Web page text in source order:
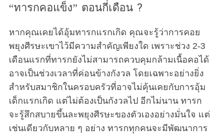
“ทารกคอแข็ง” ตอนกี่เดือน ?
หากคุณเคยได้อุ้มทารกแรกเกิด คุณจะรู้ว่าการคอย
พยุงศีรษะเขาไว้มีความสำคัญเพียงใด เพราะช่วง 2-3
เดือนแรกที่ทารกยังไม่สามารถควบคุมกล้ามเนื้อคอได้
อาจเป็นช่วงเวลาที่ค่อนข้างกังวล โดยเฉพาะอย่างยิ่ง
สำหรับสมาชิกในครอบครัวที่อาจไม่คุ้นเคยกับการอุ้ม
เด็กแรกเกิด แต่ไม่ต้องเป็นกังวลไป อีกไม่นาน ทารก
จะรู้สึกสบายขึ้นละพยุงศีรษะของตัวเองอย่างมั่นใจ แต่
เช่นเดียวกับหลาย ๆ อย่าง ทารกทุกคนจะมีพัฒนาการ